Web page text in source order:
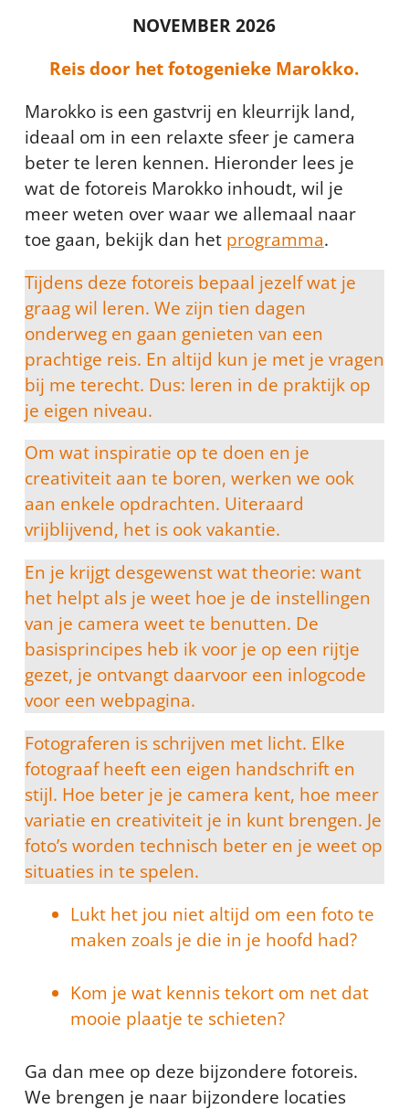
NOVEMBER 2026
Reis door het fotogenieke Marokko.
Marokko is een gastvrij en kleurrijk land,
ideaal om in een relaxte sfeer je camera
beter te leren kennen. Hieronder lees je
wat de fotoreis Marokko inhoudt, wil je
meer weten over waar we allemaal naar
toe gaan, bekijk dan het programma.
Tijdens deze fotoreis bepaal jezelf wat je
graag wil leren. We zijn tien dagen
onderweg en gaan genieten van een
prachtige reis. En altijd kun je met je vragen
bij me terecht. Dus: leren in de praktijk op
je eigen niveau.
Om wat inspiratie op te doen en je
creativiteit aan te boren, werken we ook
aan enkele opdrachten. Uiteraard
vrijblijvend, het is ook vakantie.
En je krijgt desgewenst wat theorie: want
het helpt als je weet hoe je de instellingen
van je camera weet te benutten. De
basisprincipes heb ik voor je op een rijtje
gezet, je ontvangt daarvoor een inlogcode
voor een webpagina.
Fotograferen is schrijven met licht. Elke
fotograaf heeft een eigen handschrift en
stijl. Hoe beter je je camera kent, hoe meer
variatie en creativiteit je in kunt brengen. Je
foto’s worden technisch beter en je weet op
situaties in te spelen.
Lukt het jou niet altijd om een foto te
maken zoals je die in je hoofd had?
Kom je wat kennis tekort om net dat
mooie plaatje te schieten?
Ga dan mee op deze bijzondere fotoreis.
We brengen je naar bijzondere locaties